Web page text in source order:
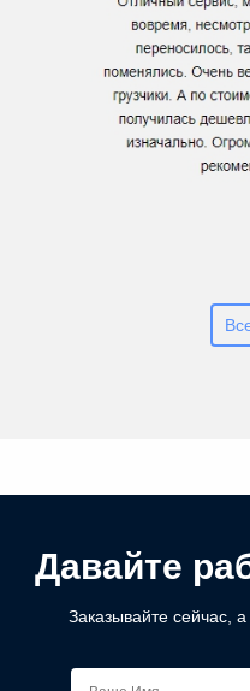
Давайте
Заказывайте сейчас,